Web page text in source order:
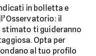
in bolletta e
il
stimato ti guideranno
Opta per
al tuo profilo